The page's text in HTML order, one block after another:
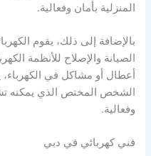
المنزلية بأمان وفعالية.
بالإضافة إلى ذلك، يقوم
الصيانة والإصلاح للأنظمة
أعطال أو مشاكل في الكهرباء،
الشخص المختص الذي يمكنه
وفعالية.
فني كهربائي في دبي